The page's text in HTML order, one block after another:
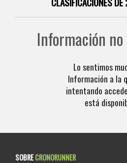
Información
Lo sentimos
Información a la
intentando
está
SOBRECRONORUNNER